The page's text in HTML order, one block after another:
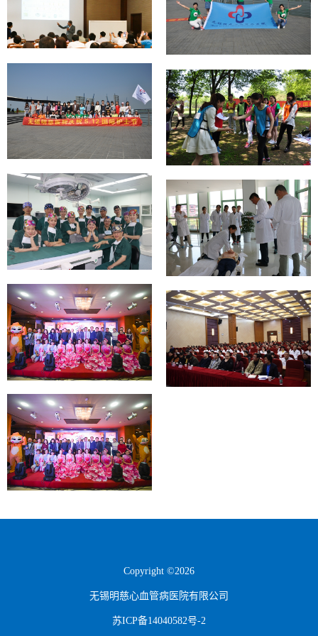
Copyright ©2026
无锡明慈心血管病医院有限公司
苏ICP备14040582号-2